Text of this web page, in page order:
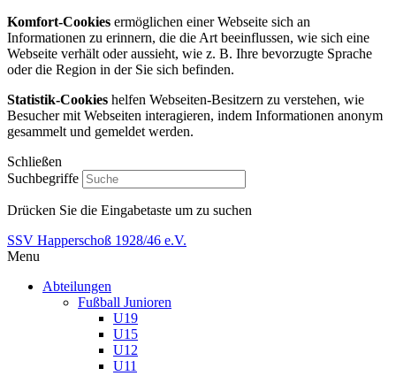
Komfort-Cookies ermöglichen einer Webseite sich an
Informationen zu erinnern, die die Art beeinflussen, wie sich eine
Webseite verhält oder aussieht, wie z. B. Ihre bevorzugte Sprache
oder die Region in der Sie sich befinden.
Statistik-Cookies helfen Webseiten-Besitzern zu verstehen, wie
Besucher mit Webseiten interagieren, indem Informationen anonym
gesammelt und gemeldet werden.
Schließen
Suchbegriffe
Drücken Sie die Eingabetaste um zu suchen
SSV Happerschoß 1928/46 e.V.
Menu
Abteilungen
Fußball Junioren
U19
U15
U12
U11